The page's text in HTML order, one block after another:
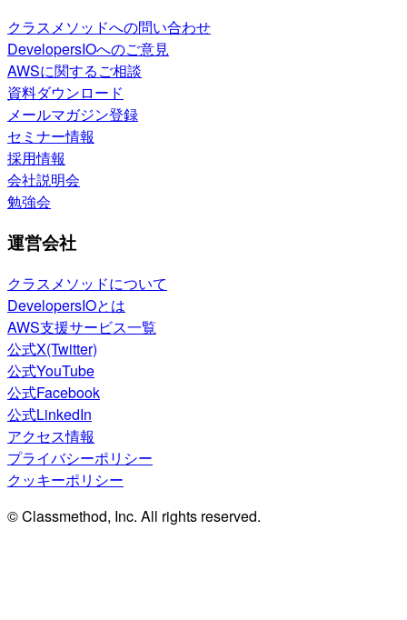
クラスメソッドへの問い合わせ
DevelopersIOへのご意見
AWSに関するご相談
資料ダウンロード
メールマガジン登録
セミナー情報
採用情報
会社説明会
勉強会
運営会社
クラスメソッドについて
DevelopersIOとは
AWS支援サービス一覧
公式X(Twitter)
公式YouTube
公式Facebook
公式LinkedIn
アクセス情報
プライバシーポリシー
クッキーポリシー
© Classmethod, Inc. All rights reserved.